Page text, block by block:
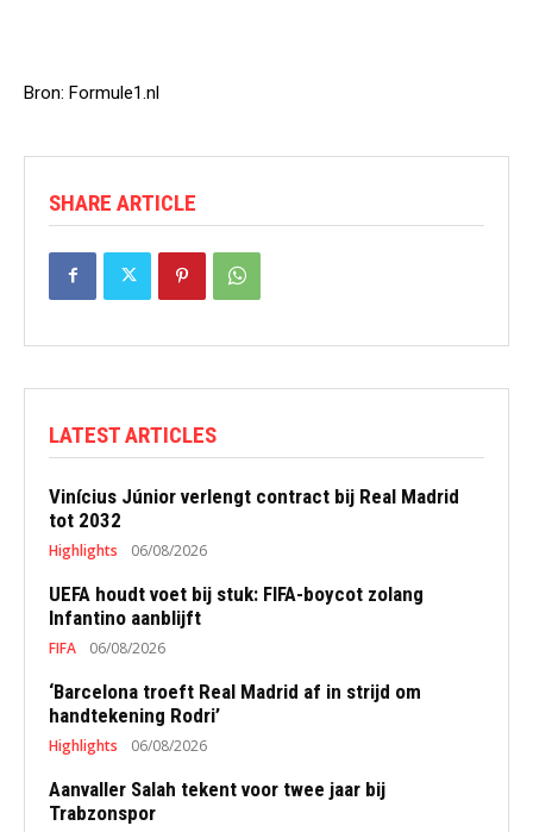
Bron: Formule1.nl
SHARE ARTICLE
LATEST ARTICLES
Vinícius Júnior verlengt contract bij Real Madrid
tot 2032
Highlights 06/08/2026
UEFA houdt voet bij stuk: FIFA-boycot zolang
Infantino aanblijft
FIFA 06/08/2026
‘Barcelona troeft Real Madrid af in strijd om
handtekening Rodri’
Highlights 06/08/2026
Aanvaller Salah tekent voor twee jaar bij
Trabzonspor